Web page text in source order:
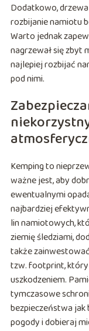
Dodatkowo,
rozbijanie namiotu
Warto jednak
nagrzewał się zbyt
najlepiej rozbijać
pod nimi.
Kemping to
ważne jest, aby
ewentualnymi
najbardziej
lin namiotowych,
ziemię śledziami,
także
tzw. footprint, który
uszkodzeniem.
tymczasowe
bezpieczeństwa
pogody i dobieraj